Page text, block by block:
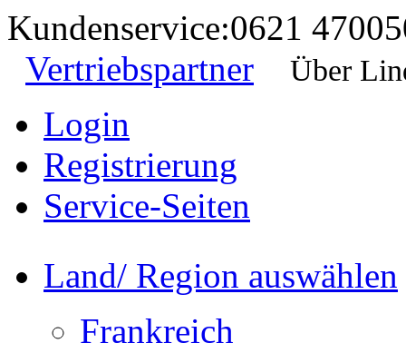
Kundenservice:0621
Vertriebspartner
Über
Login
Registrierung
Service-Seiten
Land/ Region auswählen
Frankreich